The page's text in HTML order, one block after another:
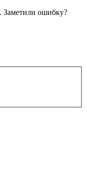
ошибку?